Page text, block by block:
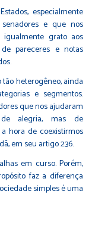
especialmente
e que nos
igualmente grato aos
pareceres e notas
heterogêneo, ainda
e segmentos.
que nos ajudaram
alegria, mas de
hora de coexistirmos
em seu artigo 236.
em curso. Porém,
faz a diferença
simples é uma